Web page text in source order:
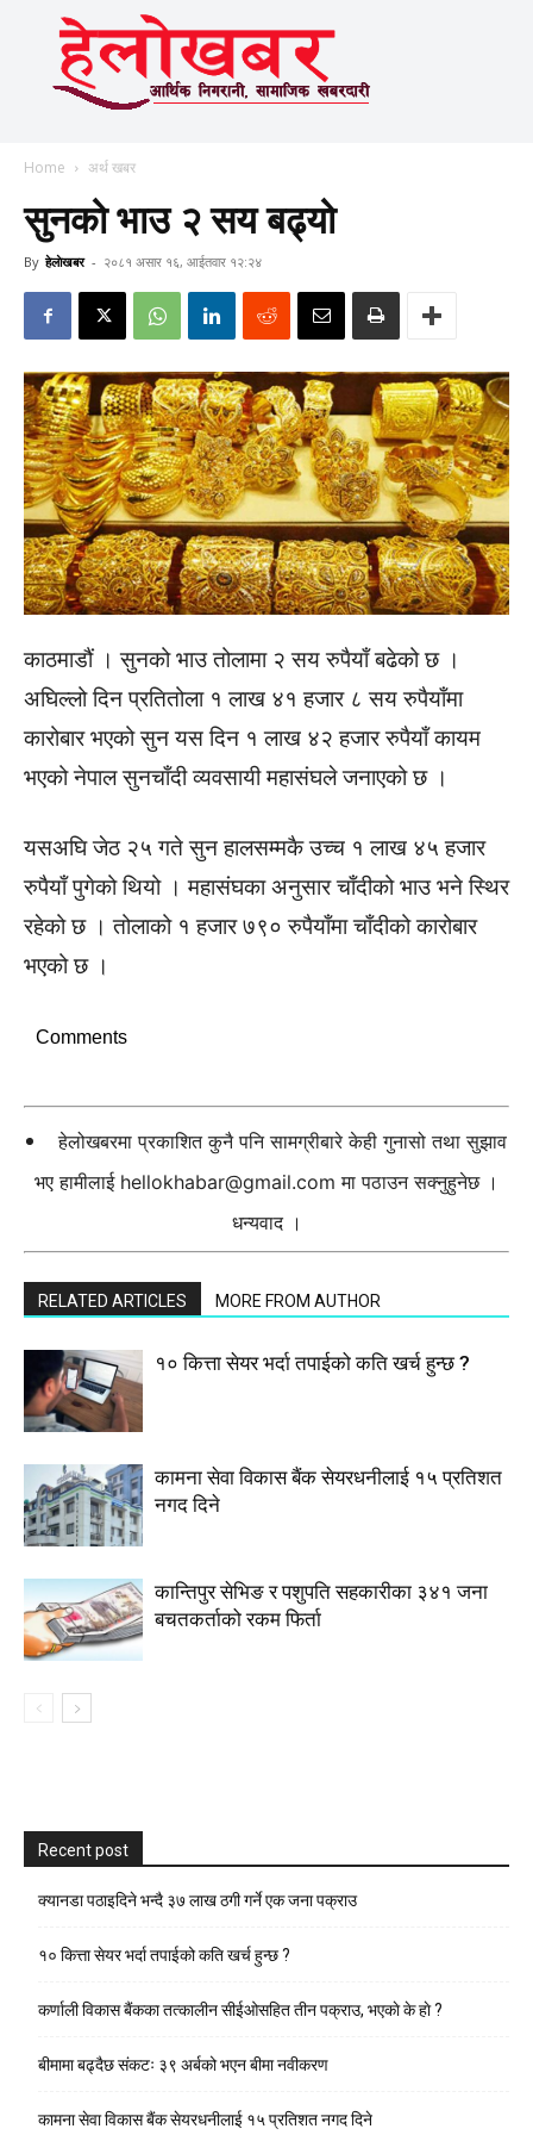
Home अर्थ खबर
सुनको भाउ २ सय बढ्यो
By हेलाेखबर - २०८१ असार १६, आईतवार १२:२४
काठमाडौं । सुनको भाउ तोलामा २ सय रुपैयाँ बढेको छ ।
अघिल्लो दिन प्रतितोला १ लाख ४१ हजार ८ सय रुपैयाँमा
कारोबार भएको सुन यस दिन १ लाख ४२ हजार रुपैयाँ कायम
भएको नेपाल सुनचाँदी व्यवसायी महासंघले जनाएको छ ।
यसअघि जेठ २५ गते सुन हालसम्मकै उच्च १ लाख ४५ हजार
रुपैयाँ पुगेको थियो । महासंघका अनुसार चाँदीको भाउ भने स्थिर
रहेको छ । तोलाको १ हजार ७९० रुपैयाँमा चाँदीको कारोबार
भएको छ ।
Comments
हेलोखबरमा प्रकाशित कुनै पनि सामग्रीबारे केही गुनासो तथा सुझाव
भए हामीलाई hellokhabar@gmail.com मा पठाउन सक्नुहुनेछ ।
धन्यवाद ।
RELATED ARTICLES MORE FROM AUTHOR
१० कित्ता सेयर भर्दा तपाईको कति खर्च हुन्छ ?
कामना सेवा विकास बैंक सेयरधनीलाई १५ प्रतिशत
नगद दिने
कान्तिपुर सेभिङ र पशुपति सहकारीका ३४१ जना
बचतकर्ताको रकम फिर्ता
Recent post
क्यानडा पठाइदिने भन्दै ३७ लाख ठगी गर्ने एक जना पक्राउ
१० कित्ता सेयर भर्दा तपाईको कति खर्च हुन्छ ?
कर्णाली विकास बैंकका तत्कालीन सीईओसहित तीन पक्राउ, भएकाे के हाे ?
बीमामा बढ्दैछ संकटः ३९ अर्बको भएन बीमा नवीकरण
कामना सेवा विकास बैंक सेयरधनीलाई १५ प्रतिशत नगद दिने